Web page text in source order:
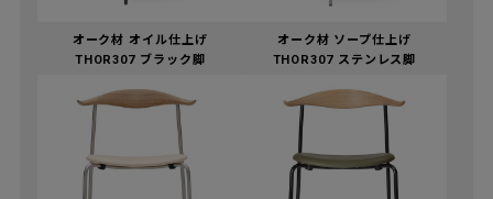
オーク材 オイル仕上げ
THOR307 ブラック脚
オーク材 ソープ仕上げ
THOR307 ステンレス脚